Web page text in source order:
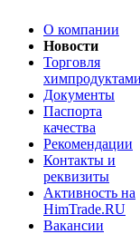
О компании
Новости
Торговля
химпродуктами
Документы
Паспорта
качества
Рекомендации
Контакты и
реквизиты
Активность на
HimTrade.RU
Вакансии